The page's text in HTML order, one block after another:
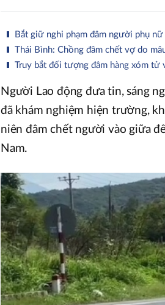
Bắt giữ nghi phạm đâm người phụ
Thái Bình: Chồng đâm chết vợ do
Truy bắt đối tượng đâm hàng xóm tử
Người Lao động đưa tin, sáng
đã khám nghiệm hiện trường,
niên đâm chết người vào giữa
Nam.